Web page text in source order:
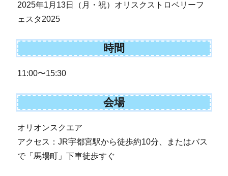
2025年1月13日（月・祝）オリスクストロベリーフ
ェスタ2025
時間
11:00〜15:30
会場
オリオンスクエア
アクセス：JR宇都宮駅から徒歩約10分、またはバス
で「馬場町」下車徒歩すぐ